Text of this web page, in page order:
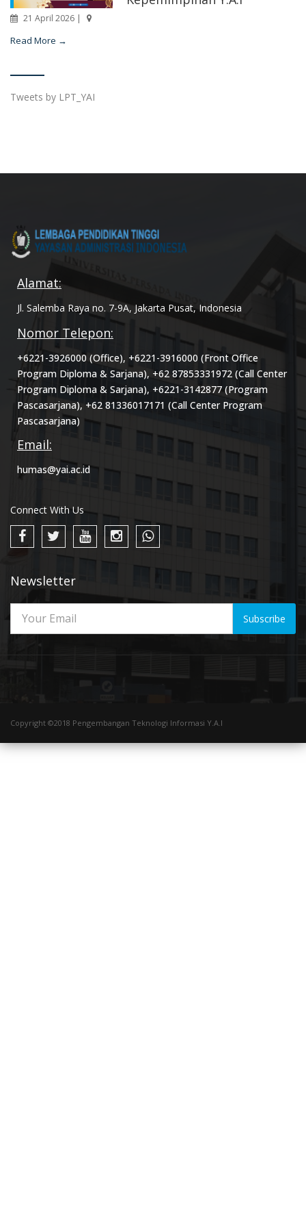
21 April 2026 |
Read More →
Tweets by LPT_YAI
Alamat:
Jl. Salemba Raya no. 7-9A, Jakarta Pusat, Indonesia
Nomor Telepon:
+6221-3926000 (Office), +6221-3916000 (Front Office
Program Diploma & Sarjana), +62 87853331972 (Call Center
Program Diploma & Sarjana), +6221-3142877 (Program
Pascasarjana), +62 81336017171 (Call Center Program
Pascasarjana)
Email:
humas@yai.ac.id
Connect With Us
Newsletter
Subscribe
Copyright ©2018 Pengembangan Teknologi Informasi Y.A.I